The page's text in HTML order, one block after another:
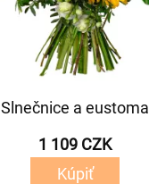
Slnečnice a eustoma
1 109 CZK
Kúpiť